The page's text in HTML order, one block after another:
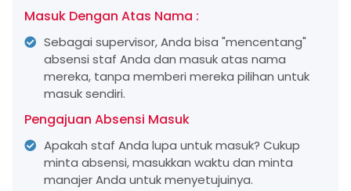
Masuk Dengan Atas Nama :
Sebagai supervisor, Anda bisa "mencentang"
absensi staf Anda dan masuk atas nama
mereka, tanpa memberi mereka pilihan untuk
masuk sendiri.
Pengajuan Absensi Masuk
Apakah staf Anda lupa untuk masuk? Cukup
minta absensi, masukkan waktu dan minta
manajer Anda untuk menyetujuinya.